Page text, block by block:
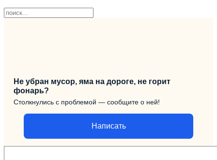
Не убран мусор, яма на дороге, не горит
фонарь?
Столкнулись с проблемой — сообщите о ней!
Написать